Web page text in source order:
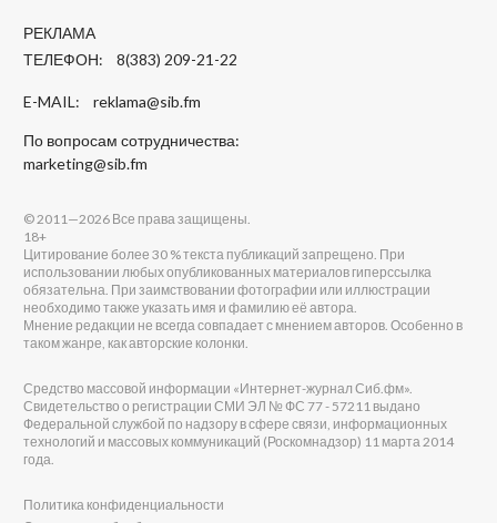
РЕКЛАМА
ТЕЛЕФОН: 8(383) 209-21-22
E-MAIL: reklama@sib.fm
По вопросам сотрудничества:
marketing@sib.fm
© 2011—2026 Все права защищены.
18+
Цитирование более 30 % текста публикаций запрещено. При
использовании любых опубликованных материалов гиперссылка
обязательна. При заимствовании фотографии или иллюстрации
необходимо также указать имя и фамилию её автора.
Мнение редакции не всегда совпадает с мнением авторов. Особенно в
таком жанре, как авторские колонки.
Средство массовой информации «Интернет-журнал Сиб.фм».
Свидетельство о регистрации СМИ ЭЛ № ФС 77 - 57211 выдано
Федеральной службой по надзору в сфере связи, информационных
технологий и массовых коммуникаций (Роскомнадзор) 11 марта 2014
года.
Политика конфиденциальности